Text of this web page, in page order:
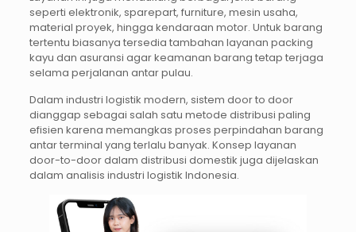
seperti elektronik, sparepart, furniture, mesin usaha,
material proyek, hingga kendaraan motor. Untuk barang
tertentu biasanya tersedia tambahan layanan packing
kayu dan asuransi agar keamanan barang tetap terjaga
selama perjalanan antar pulau.
Dalam industri logistik modern, sistem door to door
dianggap sebagai salah satu metode distribusi paling
efisien karena memangkas proses perpindahan barang
antar terminal yang terlalu banyak. Konsep layanan
door-to-door dalam distribusi domestik juga dijelaskan
dalam analisis industri logistik Indonesia.